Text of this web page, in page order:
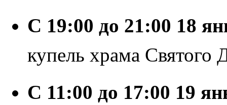
С 19:00 до 21:00 18
купель храма Святого
С 11:00 до 17:00 19